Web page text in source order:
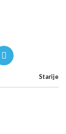
Starije